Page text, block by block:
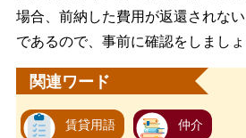
場合、前納した費用が返還されな
であるので、事前に確認をしましょ
関連ワード
賃貸用語 仲介